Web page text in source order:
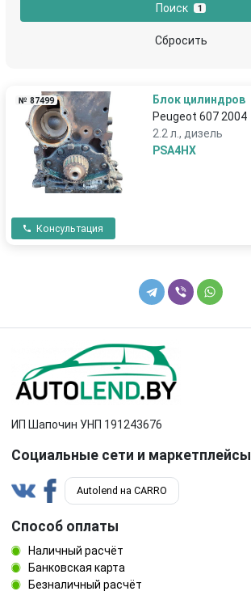
Поиск 1
Сбросить
№ 87499
Блок цилиндров
Peugeot 607 2004
2.2 л., дизель
PSA4HX
Консультация
ИП Шапочин УНП 191243676
Социальные сети и маркетплейсы
Autolend на CARRO
Способ оплаты
Наличный расчёт
Банковская карта
Безналичный расчёт